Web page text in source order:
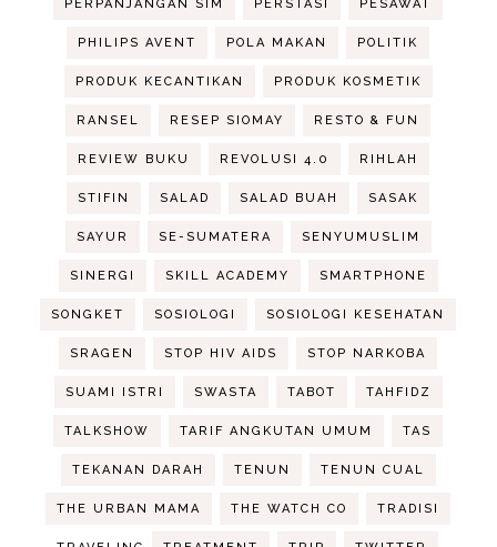
PERPANJANGAN SIM PERSTASI PESAWAT
PHILIPS AVENT POLA MAKAN POLITIK
PRODUK KECANTIKAN PRODUK KOSMETIK
RANSEL RESEP SIOMAY RESTO & FUN
REVIEW BUKU REVOLUSI 4.0 RIHLAH
STIFIN SALAD SALAD BUAH SASAK
SAYUR SE-SUMATERA SENYUMUSLIM
SINERGI SKILL ACADEMY SMARTPHONE
SONGKET SOSIOLOGI SOSIOLOGI KESEHATAN
SRAGEN STOP HIV AIDS STOP NARKOBA
SUAMI ISTRI SWASTA TABOT TAHFIDZ
TALKSHOW TARIF ANGKUTAN UMUM TAS
TEKANAN DARAH TENUN TENUN CUAL
THE URBAN MAMA THE WATCH CO TRADISI